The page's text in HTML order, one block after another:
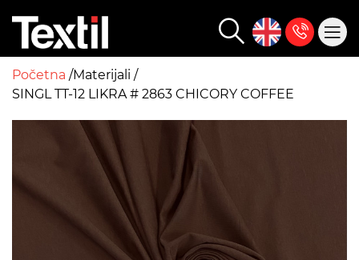
Početna Materijali
SINGL TT-12 LIKRA # 2863 CHICORY COFFEE